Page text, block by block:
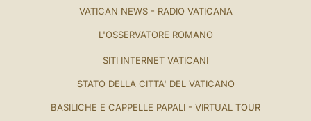
VATICAN NEWS - RADIO VATICANA
L'OSSERVATORE ROMANO
SITI INTERNET VATICANI
STATO DELLA CITTA' DEL VATICANO
BASILICHE E CAPPELLE PAPALI - VIRTUAL TOUR